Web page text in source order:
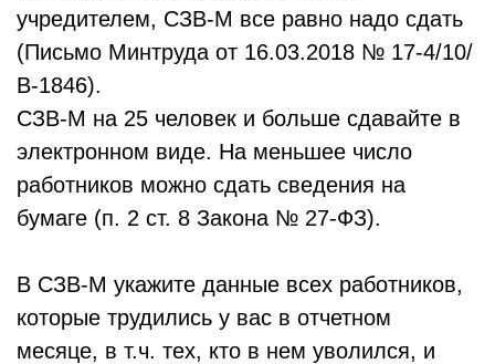
учредителем, СЗВ-М все равно надо сдать
(Письмо Минтруда от 16.03.2018 № 17-4/10/
В-1846).
СЗВ-М на 25 человек и больше сдавайте в
электронном виде. На меньшее число
работников можно сдать сведения на
бумаге (п. 2 ст. 8 Закона № 27-ФЗ).
В СЗВ-М укажите данные всех работников,
которые трудились у вас в отчетном
месяце, в т.ч. тех, кто в нем уволился, и